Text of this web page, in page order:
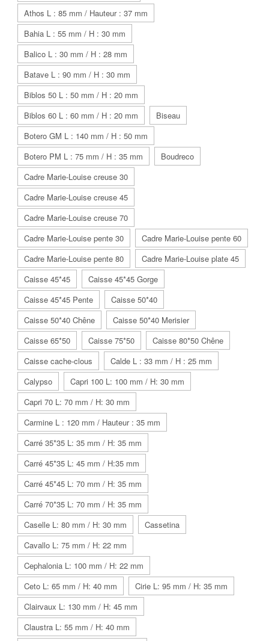
Athos L : 85 mm / Hauteur : 37 mm
Bahia L : 55 mm / H : 30 mm
Balico L : 30 mm / H : 28 mm
Batave L : 90 mm / H : 30 mm
Biblos 50 L : 50 mm / H : 20 mm
Biblos 60 L : 60 mm / H : 20 mm
Biseau
Botero GM L : 140 mm / H : 50 mm
Botero PM L : 75 mm / H : 35 mm
Boudreco
Cadre Marie-Louise creuse 30
Cadre Marie-Louise creuse 45
Cadre Marie-Louise creuse 70
Cadre Marie-Louise pente 30
Cadre Marie-Louise pente 60
Cadre Marie-Louise pente 80
Cadre Marie-Louise plate 45
Caisse 45*45
Caisse 45*45 Gorge
Caisse 45*45 Pente
Caisse 50*40
Caisse 50*40 Chêne
Caisse 50*40 Merisier
Caisse 65*50
Caisse 75*50
Caisse 80*50 Chêne
Caisse cache-clous
Calde L : 33 mm / H : 25 mm
Calypso
Capri 100 L: 100 mm / H: 30 mm
Capri 70 L: 70 mm / H: 30 mm
Carmine L : 120 mm / Hauteur : 35 mm
Carré 35*35 L: 35 mm / H: 35 mm
Carré 45*35 L: 45 mm / H:35 mm
Carré 45*45 L: 70 mm / H: 35 mm
Carré 70*35 L: 70 mm / H: 35 mm
Caselle L: 80 mm / H: 30 mm
Cassetina
Cavallo L: 75 mm / H: 22 mm
Cephalonia L: 100 mm / H: 22 mm
Ceto L: 65 mm / H: 40 mm
Cirie L: 95 mm / H: 35 mm
Clairvaux L: 130 mm / H: 45 mm
Claustra L: 55 mm / H: 40 mm